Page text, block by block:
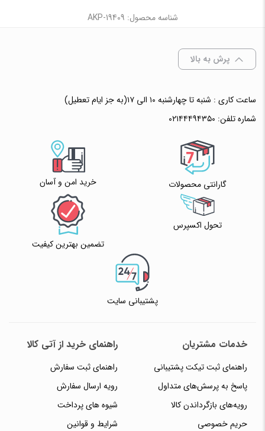
شناسه محصول: AKP-19409
پرش به بالا
ساعت کاری : شنبه تا چهارشنبه ۱۰ الی ۱۷(به جز ایام تعطیل)
شماره تلفن: ۰۲۱۴۴۴۹۴۳۵۰
گارانتی محصولات خرید امن و آسان
تحول اکسپرس
تضمین بهترین کیفیت
پشتیبانی سایت
خدمات مشتریان
راهنمای ثبت تیکت پشتیبانی
پاسخ به پرسش‌های متداول
رویه‌های بازگرداندن کالا
حریم خصوصی
راهنمای خرید از آتی کالا
راهنمای ثبت سفارش
رویه ارسال سفارش
شیوه های پرداخت
شرایط و قوانین